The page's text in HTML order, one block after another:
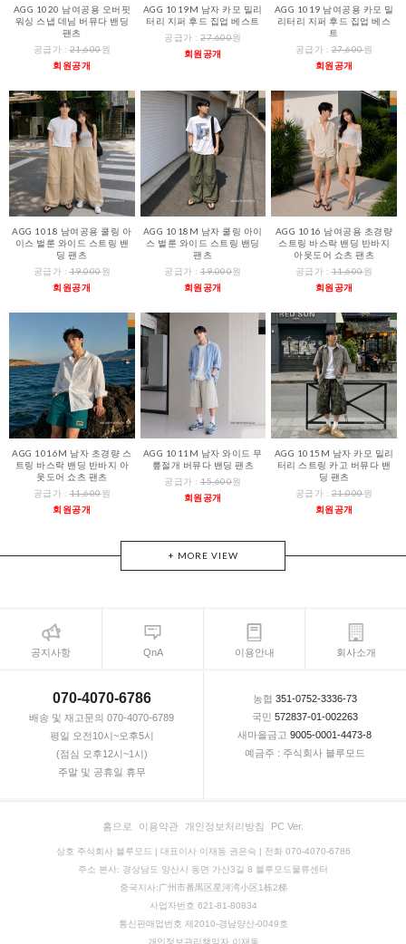
AGG 1020 남여공용 오버핏
워싱 스냅 데님 버뮤다 밴딩
팬츠
공급가 :21,600원
회원공개
AGG 1019M 남자 카모 밀리
터리 지퍼 후드 집업 베스트
공급가 :27,600원
회원공개
AGG 1019 남여공용 카모 밀
리터리 지퍼 후드 집업 베스
트
공급가 : 27,600원
회원공개
AGG 1018 남여공용 쿨링 아
이스 벌룬 와이드 스트링 밴
딩 팬츠
공급가 :19,000원
회원공개
AGG 1018M 남자 쿨링 아이
스 벌룬 와이드 스트링 밴딩
팬츠
공급가 :19,000원
회원공개
AGG 1016 남여공용 초경량
스트링 바스락 밴딩 반바지
아웃도어 쇼츠 팬츠
공급가 : 11,600원
회원공개
AGG 1016M 남자 초경량 스
트링 바스락 밴딩 반바지 아
웃도어 쇼츠 팬츠
공급가 :11,600원
회원공개
AGG 1011M 남자 와이드 무
릎절개 버뮤다 밴딩 팬츠
공급가 :15,600원
회원공개
AGG 1015M 남자 카모 밀리
터리 스트링 카고 버뮤다 밴
딩 팬츠
공급가 : 21,000원
회원공개
+ MORE VIEW
공지사항 QnA 이용안내 회사소개
070-4070-6786
배송 및 재고문의 070-4070-6789
평일 오전10시~오후5시
(점심 오후12시~1시)
주말 및 공휴일 휴무
농협 351-0752-3336-73
국민 572837-01-002263
새마을금고 9005-0001-4473-8
예금주 : 주식회사 블루모드
홈으로 이용약관 개인정보처리방침 PC Ver.
상호 주식회사 블루모드 | 대표이사 이재동 권은숙 | 전화 070-4070-6786
주소 본사: 경상남도 양산시 동면 가산3길 8 블루모드물류센터
중국지사:广州市番禺区星河湾小区1栋2梯
사업자번호 621-81-80834
통신판매업번호 제2010-경남양산-0049호
개인정보관리책임자 이재동